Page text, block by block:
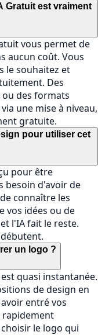
Gratuit est vraiment
vous permet de
aucun coût. Vous
le souhaitez et
Des
des formats
une mise à niveau,
gratuite.
pour utiliser cet
pour être
besoin d'avoir de
connaître les
vos idées ou de
l'IA fait le reste.
un logo ?
quasi instantanée.
de design en
entré vos
rapidement
le logo qui